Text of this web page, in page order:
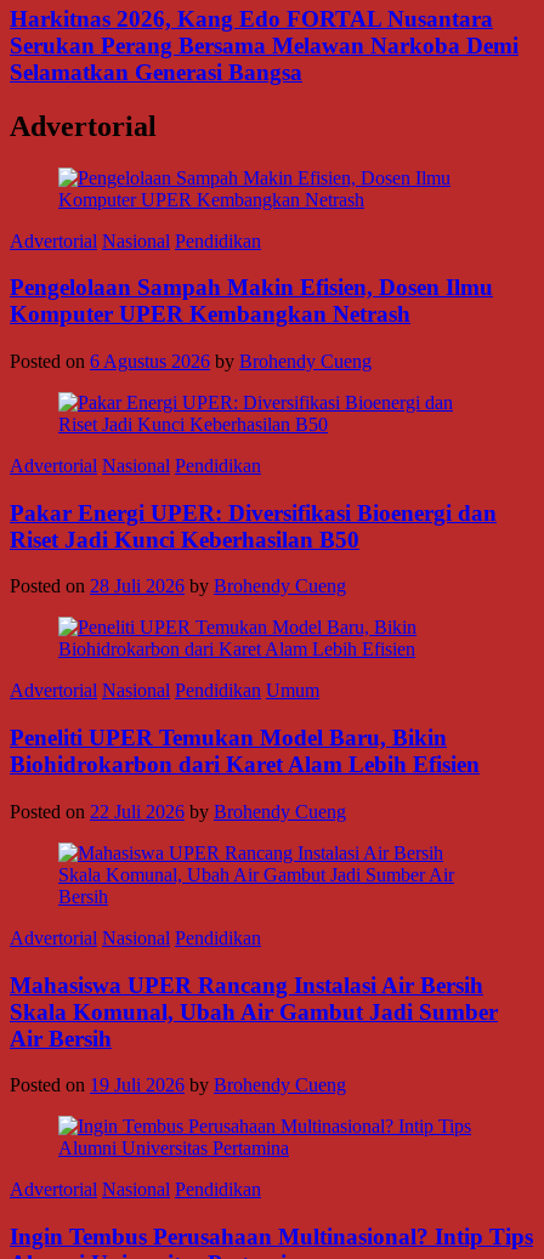
Harkitnas 2026, Kang Edo FORTAL Nusantara
Serukan Perang Bersama Melawan Narkoba Demi
Selamatkan Generasi Bangsa
Advertorial
Advertorial Nasional Pendidikan
Pengelolaan Sampah Makin Efisien, Dosen Ilmu
Komputer UPER Kembangkan Netrash
Posted on 6 Agustus 2026 by Brohendy Cueng
Advertorial Nasional Pendidikan
Pakar Energi UPER: Diversifikasi Bioenergi dan
Riset Jadi Kunci Keberhasilan B50
Posted on 28 Juli 2026 by Brohendy Cueng
Advertorial Nasional Pendidikan Umum
Peneliti UPER Temukan Model Baru, Bikin
Biohidrokarbon dari Karet Alam Lebih Efisien
Posted on 22 Juli 2026 by Brohendy Cueng
Advertorial Nasional Pendidikan
Mahasiswa UPER Rancang Instalasi Air Bersih
Skala Komunal, Ubah Air Gambut Jadi Sumber
Air Bersih
Posted on 19 Juli 2026 by Brohendy Cueng
Advertorial Nasional Pendidikan
Ingin Tembus Perusahaan Multinasional? Intip Tips